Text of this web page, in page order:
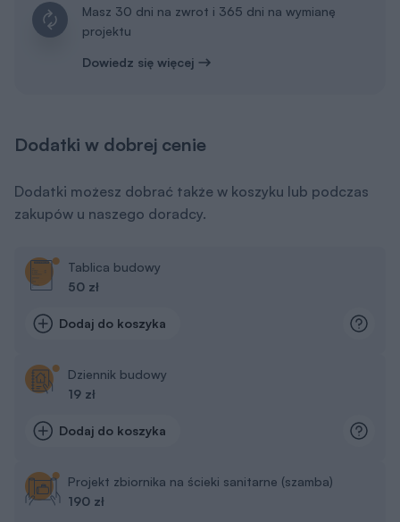
Masz 30 dni na zwrot i 365 dni na wymianę
projektu
Dowiedz się więcej
Dodatki w dobrej cenie
Dodatki możesz dobrać także w koszyku lub podczas
zakupów u naszego doradcy.
Tablica budowy
50 zł
Dodaj do koszyka
Dziennik budowy
19 zł
Dodaj do koszyka
Projekt zbiornika na ścieki sanitarne (szamba)
190 zł